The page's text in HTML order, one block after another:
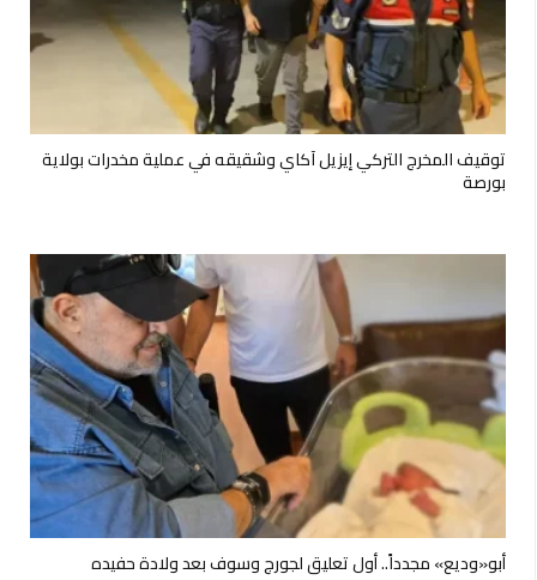
توقيف المخرج التركي إيزيل آكاي وشقيقه في عملية مخدرات بولاية
بورصة
أبو«وديع» مجدداً.. أول تعليق لجورج وسوف بعد ولادة حفيده